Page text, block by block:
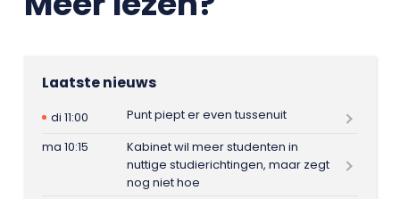
Laatste nieuws
di 11:00
Punt piept er even tussenuit
ma 10:15
Kabinet wil meer studenten in
nuttige studierichtingen, maar zegt
nog niet hoe